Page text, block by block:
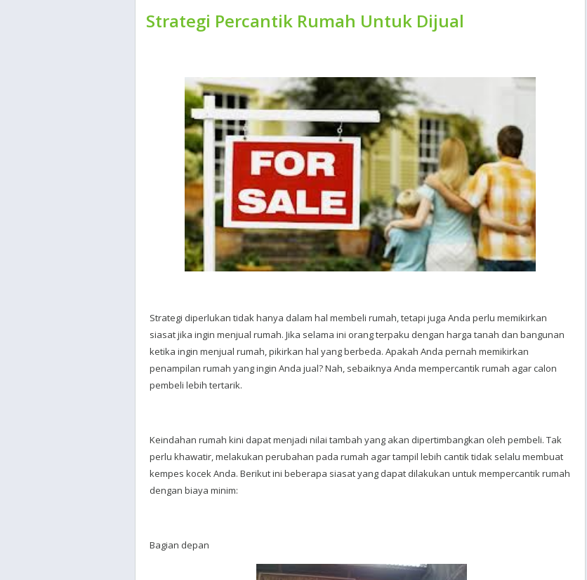
Strategi Percantik Rumah Untuk Dijual
Strategi diperlukan tidak hanya dalam hal membeli rumah, tetapi juga Anda perlu memikirkan
siasat jika ingin menjual rumah. Jika selama ini orang terpaku dengan harga tanah dan bangunan
ketika ingin menjual rumah, pikirkan hal yang berbeda. Apakah Anda pernah memikirkan
penampilan rumah yang ingin Anda jual? Nah, sebaiknya Anda mempercantik rumah agar calon
pembeli lebih tertarik.
Keindahan rumah kini dapat menjadi nilai tambah yang akan dipertimbangkan oleh pembeli. Tak
perlu khawatir, melakukan perubahan pada rumah agar tampil lebih cantik tidak selalu membuat
kempes kocek Anda. Berikut ini beberapa siasat yang dapat dilakukan untuk mempercantik rumah
dengan biaya minim:
Bagian depan